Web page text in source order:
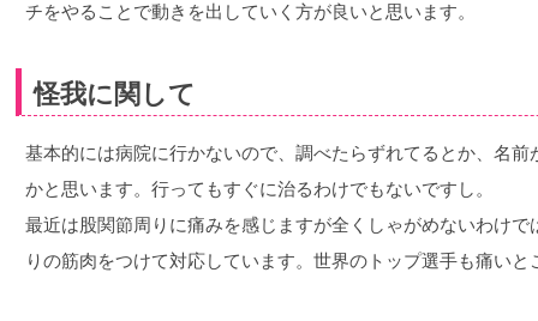
チをやることで動きを出していく方が良いと思います。
怪我に関して
基本的には病院に行かないので、調べたらずれてるとか、名
かと思います。行ってもすぐに治るわけでもないですし。
最近は股関節周りに痛みを感じますが全くしゃがめないわけ
りの筋肉をつけて対応しています。世界のトップ選手も痛い